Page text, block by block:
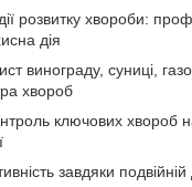
розвитку хвороби:
дія
винограду, суниці,
хвороб
ключових хвороб
завдяки подвійній